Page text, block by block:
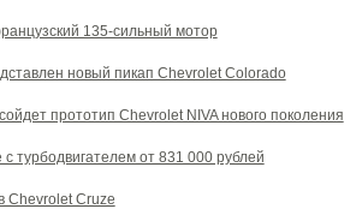
135-сильный мотор
новый пикап Chevrolet Colorado
прототип Chevrolet NIVA нового поколения
турбодвигателем от 831 000 рублей
Chevrolet Cruze